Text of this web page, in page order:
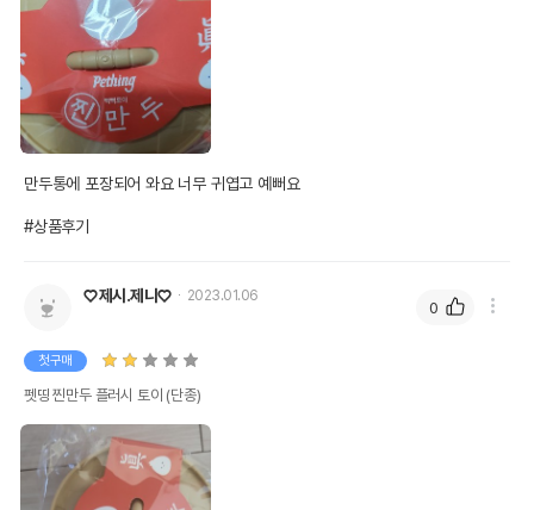
만두통에 포장되어 와요 너무 귀엽고 예뻐요
#상품후기
♡제시.제니♡ 2023.01.06
첫구매
펫띵 찐만두 플러시 토이 (단종)
0